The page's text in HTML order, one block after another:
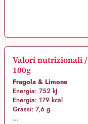
Valori nutrizionali /
100g
Fragola & Limone
Energia: 752 kJ
Energia: 179 kcal
Grassi: 7,6 g
...